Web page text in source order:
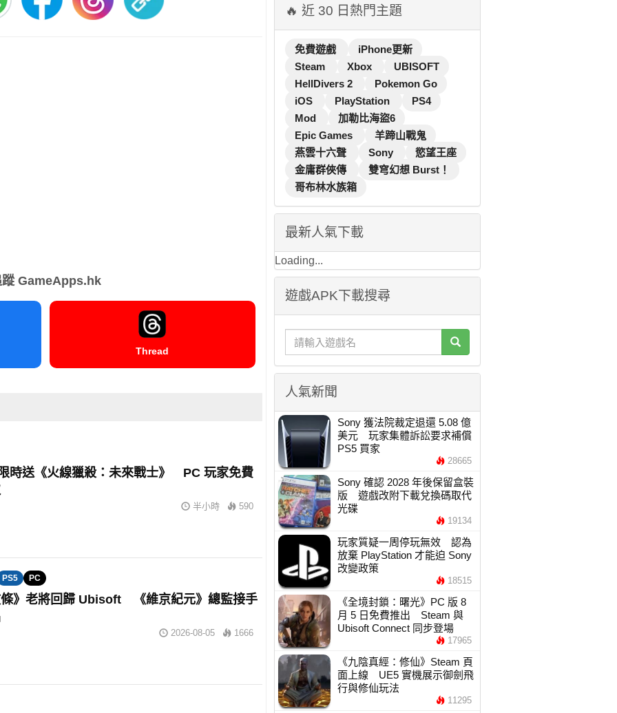
蹤 GameApps.hk
Thread
時送《火線獵殺：未來戰士》 PC 玩家免費
半小時 590
PS5 PC
》老將回歸 Ubisoft 《維京紀元》總監接手
2026-08-05 1666
🔥 近 30 日熱門主題
免費遊戲
iPhone更新
Steam
Xbox
UBISOFT
HellDivers 2
Pokemon Go
iOS
PlayStation
PS4
Mod
加勒比海盜6
Epic Games
羊蹄山戰鬼
燕雲十六聲
Sony
慾望王座
金庸群俠傳
雙穹幻想 Burst！
哥布林水族箱
最新人氣下載
Loading...
遊戲APK下載搜尋
人氣新聞
Sony 獲法院裁定退還 5.08 億
美元 玩家集體訴訟要求補償
PS5 買家
28665
Sony 確認 2028 年後保留盒裝
版 遊戲改附下載兌換碼取代
光碟
19134
玩家質疑一周停玩無效 認為
放棄 PlayStation 才能迫 Sony
改變政策
18515
《全境封鎖：曙光》PC 版 8
月 5 日免費推出 Steam 與
Ubisoft Connect 同步登場
17965
《九陰真經：修仙》Steam 頁
面上線 UE5 實機展示御劍飛
行與修仙玩法
11295